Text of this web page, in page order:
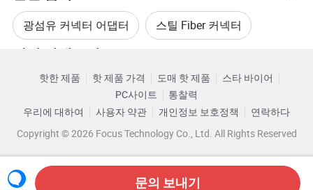
테스트 항목 (SM-9/125) UPC (SM-9/125) APC
삽입 손실
0.2dB 이하
0.2dB 이하
최대 0.1dB
인출력(g/f)
2.0N ~ 5.9N(200gf ~ 600gf)
광섬유 커넥터 어댑터 스틸 Fiber 커넥터
스카트에서 스카트 섬유 광학 어댑터
카테고리로 찾아보기
핫한 제품 핫 제품 가격 도매 핫 제품
스타 바이어
PC사이트
통찰력
우리에 대하여
사용자 약관 개인정보 보호정책
연락하다
Copyright © 2026 Focus Technology Co., Ltd. All Rights Reserved
문의 보내기